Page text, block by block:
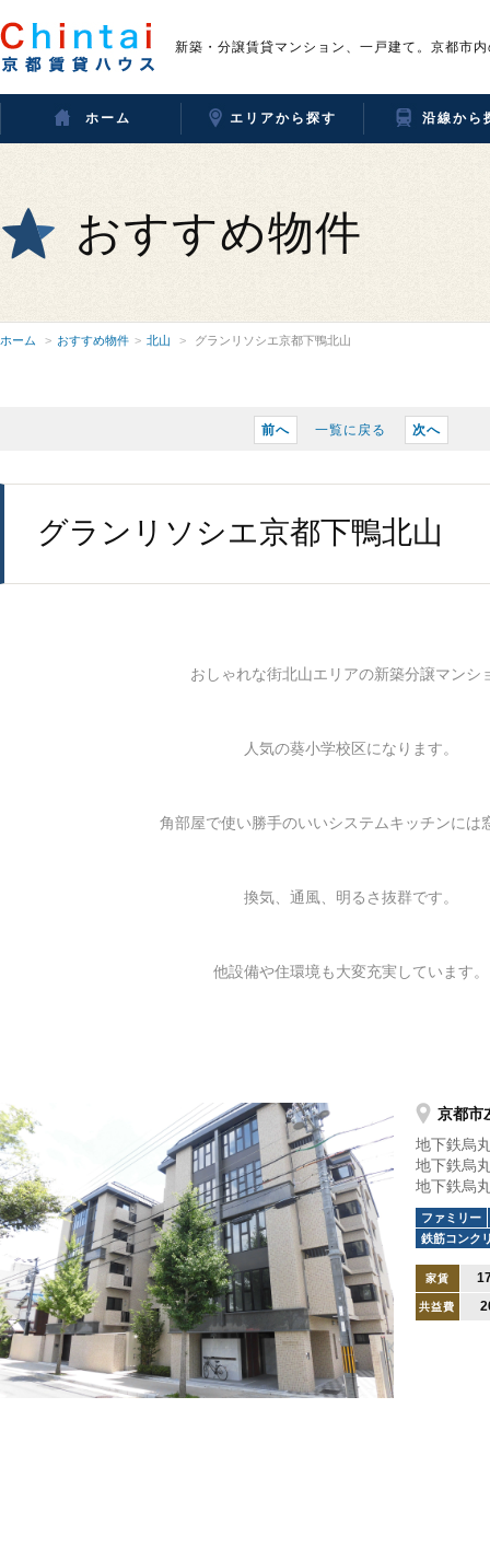
新築・分譲賃貸マンション、一戸建て。京都市
ホーム エリアから探す 沿線から
おすすめ物件
ホーム おすすめ物件 北山 グランリソシエ京都下鴨北山
前へ 一覧に戻る 次へ
グランリソシエ京都下鴨北山
おしゃれな街北山エリアの新築分譲マンシ
人気の葵小学校区になります。
角部屋で使い勝手のいいシステムキッチンには
換気、通風、明るさ抜群です。
他設備や住環境も大変充実しています。
京都市
地下鉄烏
地下鉄烏
地下鉄烏
ファミリー
鉄筋コンク
家賃
共益費